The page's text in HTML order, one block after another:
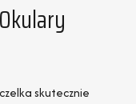
skutecznie